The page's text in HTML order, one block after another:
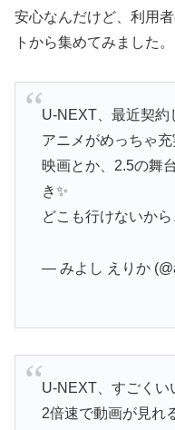
安心なんだけど、利用
トから集めてみました。
U-NEXT、最近契約
アニメがめっちゃ
映画とか、2.5の舞
き✨
どこも行けないか
— みよし えりか
U-NEXT、すごくい
2倍速で動画が見れ